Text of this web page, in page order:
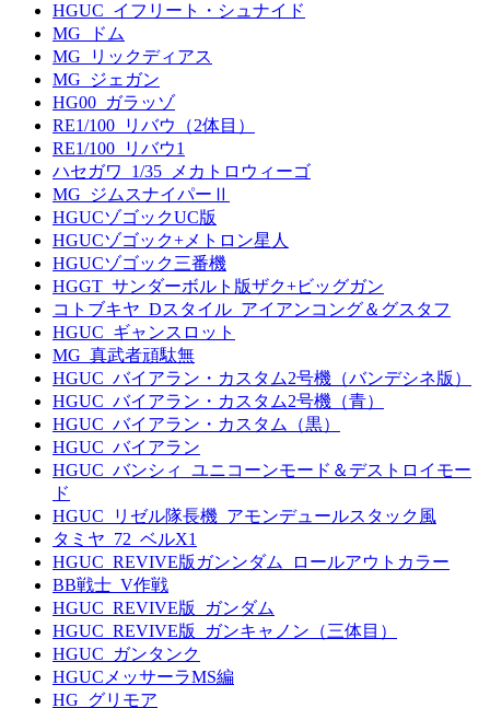
HGUC_イフリート・シュナイド
MG_ドム
MG_リックディアス
MG_ジェガン
HG00_ガラッゾ
RE1/100_リバウ（2体目）
RE1/100_リバウ1
ハセガワ_1/35_メカトロウィーゴ
MG_ジムスナイパーⅡ
HGUCゾゴックUC版
HGUCゾゴック+メトロン星人
HGUCゾゴック三番機
HGGT_サンダーボルト版ザク+ビッグガン
コトブキヤ_Dスタイル_アイアンコング＆グスタフ
HGUC_ギャンスロット
MG_真武者頑駄無
HGUC_バイアラン・カスタム2号機（バンデシネ版）
HGUC_バイアラン・カスタム2号機（青）
HGUC_バイアラン・カスタム（黒）
HGUC_バイアラン
HGUC_バンシィ_ユニコーンモード＆デストロイモー
ド
HGUC_リゼル隊長機_アモンデュールスタック風
タミヤ_72_ベルX1
HGUC_REVIVE版ガンンダム_ロールアウトカラー
BB戦士_V作戦
HGUC_REVIVE版_ガンダム
HGUC_REVIVE版_ガンキャノン（三体目）
HGUC_ガンタンク
HGUCメッサーラMS編
HG_グリモア